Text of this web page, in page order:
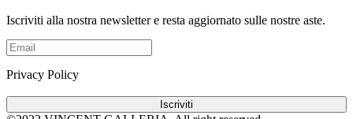
Iscriviti alla nostra newsletter e resta aggiornato sulle nostre aste.
Privacy Policy
Iscriviti